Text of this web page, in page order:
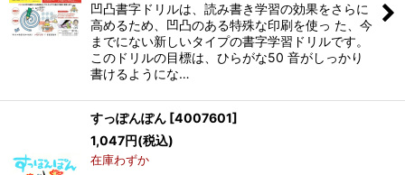
凹凸書字ドリルは、読み書き学習の効果をさらに
高めるため、凹凸のある特殊な印刷を使っ た、今
までにない新しいタイプの書字学習ドリルです。
このドリルの目標は、ひらがな50 音がしっかり
書けるようにな…
すっぽんぽん [4007601]
1,047円(税込)
在庫わずか